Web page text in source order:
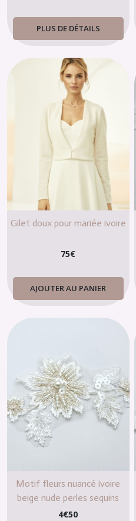
PLUS DE DÉTAILS
Gilet doux pour mariée ivoire
75€
AJOUTER AU PANIER
Motif fleurs nuancé ivoire
beige nude perles sequins
T709
4€50
Fleurs
et
(6)
résultats